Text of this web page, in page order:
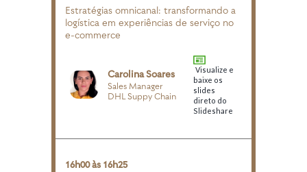
Estratégias omnicanal: transformando a
logística em experiências de serviço no
e-commerce
Carolina Soares
Sales Manager
DHL Suppy Chain
Visualize e
baixe os
slides
direto do
Slideshare
16h00 às 16h25